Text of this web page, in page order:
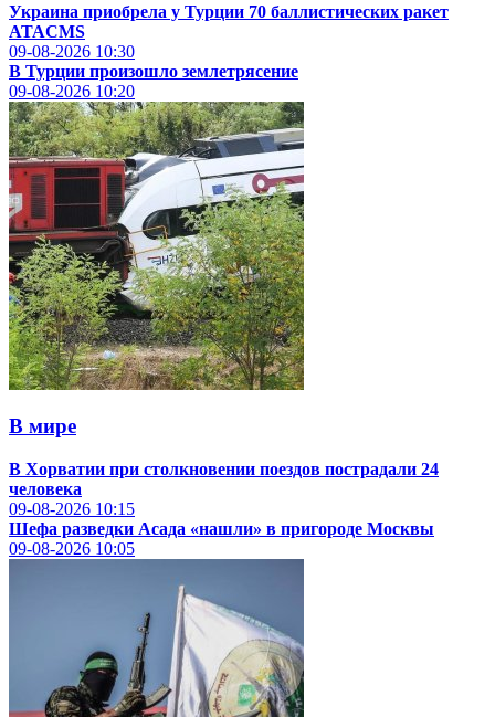
Украина приобрела у Турции 70 баллистических ракет
ATACMS
09-08-2026 10:30
В Турции произошло землетрясение
09-08-2026 10:20
В мире
В Хорватии при столкновении поездов пострадали 24
человека
09-08-2026 10:15
Шефа разведки Асада «нашли» в пригороде Москвы
09-08-2026 10:05